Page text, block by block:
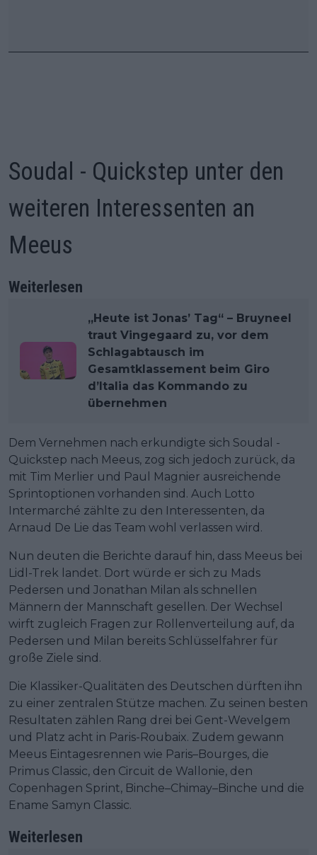
Soudal - Quickstep unter den
weiteren Interessenten an
Meeus
Weiterlesen
„Heute ist Jonas’ Tag“ – Bruyneel
traut Vingegaard zu, vor dem
Schlagabtausch im
Gesamtklassement beim Giro
d’Italia das Kommando zu
übernehmen
Dem Vernehmen nach erkundigte sich Soudal -
Quickstep nach Meeus, zog sich jedoch zurück, da
mit Tim Merlier und Paul Magnier ausreichende
Sprintoptionen vorhanden sind. Auch Lotto
Intermarché zählte zu den Interessenten, da
Arnaud De Lie das Team wohl verlassen wird.
Nun deuten die Berichte darauf hin, dass Meeus bei
Lidl-Trek landet. Dort würde er sich zu Mads
Pedersen und Jonathan Milan als schnellen
Männern der Mannschaft gesellen. Der Wechsel
wirft zugleich Fragen zur Rollenverteilung auf, da
Pedersen und Milan bereits Schlüsselfahrer für
große Ziele sind.
Die Klassiker-Qualitäten des Deutschen dürften ihn
zu einer zentralen Stütze machen. Zu seinen besten
Resultaten zählen Rang drei bei Gent-Wevelgem
und Platz acht in Paris-Roubaix. Zudem gewann
Meeus Eintagesrennen wie Paris–Bourges, die
Primus Classic, den Circuit de Wallonie, den
Copenhagen Sprint, Binche–Chimay–Binche und die
Ename Samyn Classic.
Weiterlesen